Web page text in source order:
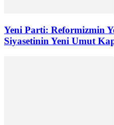
Yeni Parti: Reformizmin
Siyasetinin Yeni Umut